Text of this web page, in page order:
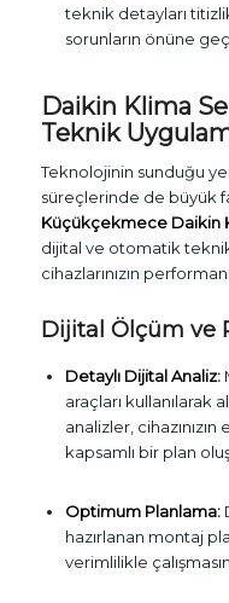
teknik detayları
sorunların önüne
Daikin Klima
Teknik
Teknolojinin sunduğu
süreçlerinde de büyük
Küçükçekmece Daikin
dijital ve otomatik
cihazlarınızın
Dijital Ölçüm ve
Detaylı Dijital Analiz:
araçları kullanılarak
analizler,
kapsamlı bir plan
Optimum Planlama:
hazırlanan montaj
verimlilikle